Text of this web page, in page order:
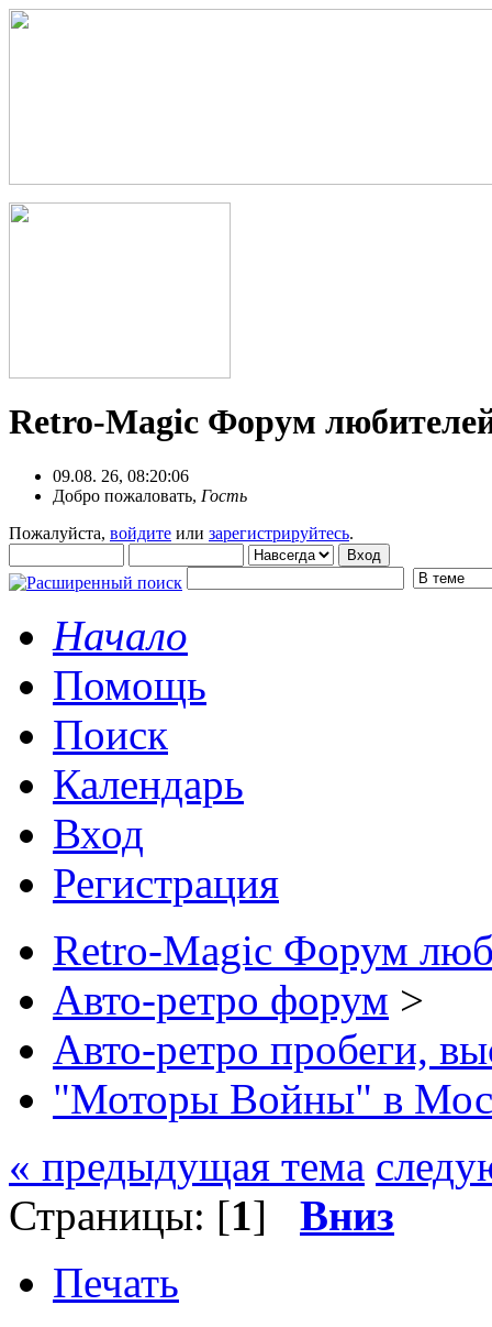
Retro-Magic Форум
09.08. 26, 08:20:06
Добро пожаловать, Гость
Пожалуйста, войдите или зарегистрируйтесь.
Начало
Помощь
Поиск
Календарь
Вход
Регистрация
Retro-Magic Форум
Авто-ретро форум >
Авто-ретро пробеги,
"Моторы Войны" в
« предыдущая тема
Страницы: [1] Вниз
Печать